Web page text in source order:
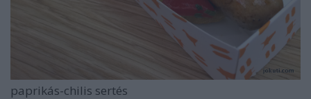
paprikás-chilis sertés